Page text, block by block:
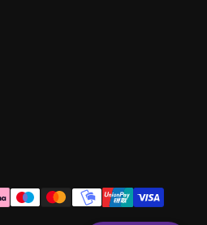
čist i svjež dom!
savjete za čist i mirisan dom!
popustima, posebnim